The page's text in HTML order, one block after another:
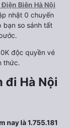
Biên Hà Nội
nhật 0 chuyến
bạn so sánh tất
độc quyền vé
thức.
đi Hà Nội
nay là 1.755.181